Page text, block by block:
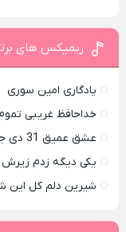
ریمیکس های
یادگاری امین سوری
خداحافظ غریبی
عشق عمیق 31 دی جی شاهین
یکی دیگه زدم
شیرین دلم کل این